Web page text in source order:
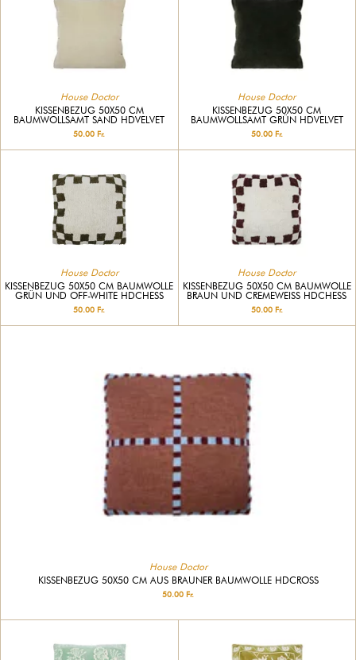
House Doctor
KISSENBEZUG 50X50 CM
BAUMWOLLSAMT SAND HDVELVET
50.00 Fr.
House Doctor
KISSENBEZUG 50X50 CM
BAUMWOLLSAMT GRÜN HDVELVET
50.00 Fr.
House Doctor
KISSENBEZUG 50X50 CM BAUMWOLLE
GRÜN UND OFF-WHITE HDCHESS
50.00 Fr.
House Doctor
KISSENBEZUG 50X50 CM BAUMWOLLE
BRAUN UND CREMEWEISS HDCHESS
50.00 Fr.
House Doctor
KISSENBEZUG 50X50 CM AUS BRAUNER BAUMWOLLE HDCROSS
50.00 Fr.